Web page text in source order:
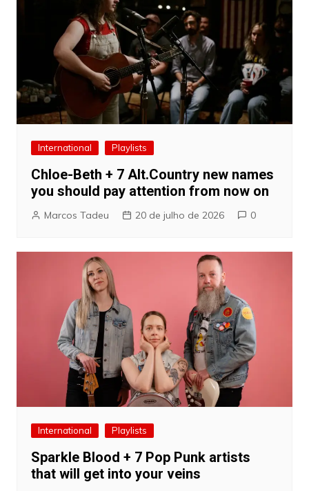
International Playlists
Chloe-Beth + 7 Alt.Country new names
you should pay attention from now on
Marcos Tadeu 20 de julho de 2026 0
International Playlists
Sparkle Blood + 7 Pop Punk artists
that will get into your veins